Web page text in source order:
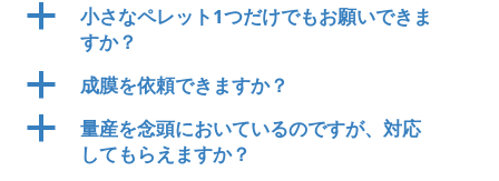
a
小さなペレット1つだけでもお願いできま
すか？
a 成膜を依頼できますか？
a
量産を念頭においているのですが、対応
してもらえますか？